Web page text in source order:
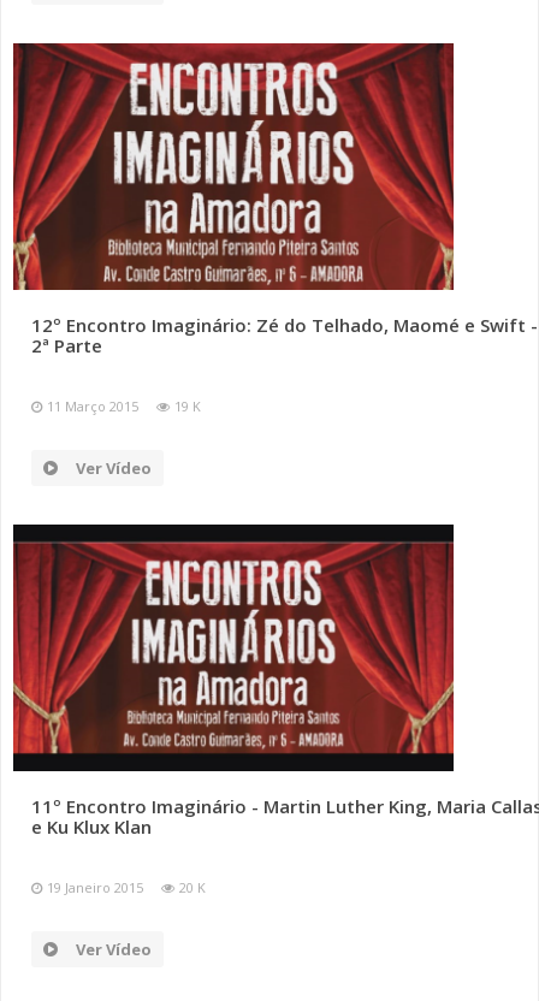
12º Encontro Imaginário: Zé do Telhado, Maomé e Swift -
2ª Parte
11 Março 2015 19 K
Ver Vídeo
11º Encontro Imaginário - Martin Luther King, Maria
e Ku Klux Klan
19 Janeiro 2015 20 K
Ver Vídeo